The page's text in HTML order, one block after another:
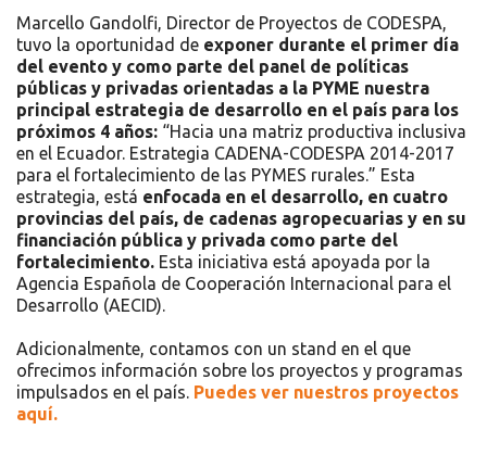
Marcello Gandolfi, Director de Proyectos de CODESPA,
tuvo la oportunidad de exponer durante el primer día
del evento y como parte del panel de políticas
públicas y privadas orientadas a la PYME nuestra
principal estrategia de desarrollo en el país para los
próximos 4 años: “Hacia una matriz productiva inclusiva
en el Ecuador. Estrategia CADENA-CODESPA 2014-2017
para el fortalecimiento de las PYMES rurales.” Esta
estrategia, está enfocada en el desarrollo, en cuatro
provincias del país, de cadenas agropecuarias y en su
financiación pública y privada como parte del
fortalecimiento. Esta iniciativa está apoyada por la
Agencia Española de Cooperación Internacional para el
Desarrollo (AECID).
Adicionalmente, contamos con un stand en el que
ofrecimos información sobre los proyectos y programas
impulsados en el país. Puedes ver nuestros proyectos
aquí.